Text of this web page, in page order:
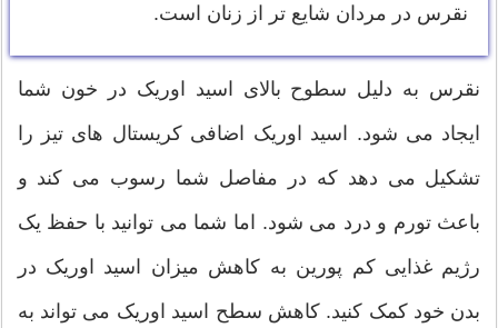
نقرس در مردان شایع تر از زنان است.
نقرس به دلیل سطوح بالای اسید اوریک در خون شما
ایجاد می شود. اسید اوریک اضافی کریستال های تیز را
تشکیل می دهد که در مفاصل شما رسوب می کند و
باعث تورم و درد می شود. اما شما می توانید با حفظ یک
رژیم غذایی کم پورین به کاهش میزان اسید اوریک در
بدن خود کمک کنید. کاهش سطح اسید اوریک می تواند به